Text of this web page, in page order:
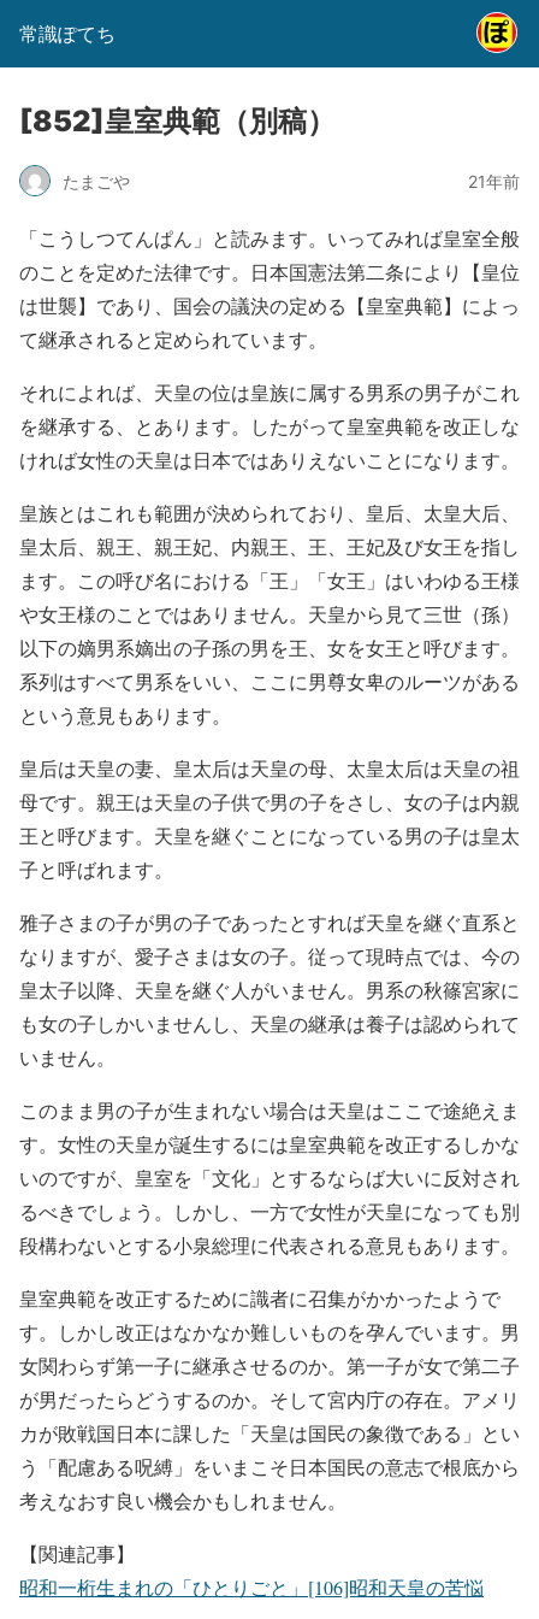
常識ぽてち
[852]皇室典範（別稿）
たまごや 21年前
「こうしつてんぱん」と読みます。いってみれば皇室全般
のことを定めた法律です。日本国憲法第二条により【皇位
は世襲】であり、国会の議決の定める【皇室典範】によっ
て継承されると定められています。
それによれば、天皇の位は皇族に属する男系の男子がこれ
を継承する、とあります。したがって皇室典範を改正しな
ければ女性の天皇は日本ではありえないことになります。
皇族とはこれも範囲が決められており、皇后、太皇大后、
皇太后、親王、親王妃、内親王、王、王妃及び女王を指し
ます。この呼び名における「王」「女王」はいわゆる王様
や女王様のことではありません。天皇から見て三世（孫）
以下の嫡男系嫡出の子孫の男を王、女を女王と呼びます。
系列はすべて男系をいい、ここに男尊女卑のルーツがある
という意見もあります。
皇后は天皇の妻、皇太后は天皇の母、太皇太后は天皇の祖
母です。親王は天皇の子供で男の子をさし、女の子は内親
王と呼びます。天皇を継ぐことになっている男の子は皇太
子と呼ばれます。
雅子さまの子が男の子であったとすれば天皇を継ぐ直系と
なりますが、愛子さまは女の子。従って現時点では、今の
皇太子以降、天皇を継ぐ人がいません。男系の秋篠宮家に
も女の子しかいませんし、天皇の継承は養子は認められて
いません。
このまま男の子が生まれない場合は天皇はここで途絶えま
す。女性の天皇が誕生するには皇室典範を改正するしかな
いのですが、皇室を「文化」とするならば大いに反対され
るべきでしょう。しかし、一方で女性が天皇になっても別
段構わないとする小泉総理に代表される意見もあります。
皇室典範を改正するために識者に召集がかかったようで
す。しかし改正はなかなか難しいものを孕んでいます。男
女関わらず第一子に継承させるのか。第一子が女で第二子
が男だったらどうするのか。そして宮内庁の存在。アメリ
カが敗戦国日本に課した「天皇は国民の象徴である」とい
う「配慮ある呪縛」をいまこそ日本国民の意志で根底から
考えなおす良い機会かもしれません。
【関連記事】
昭和一桁生まれの「ひとりごと」[106]昭和天皇の苦悩